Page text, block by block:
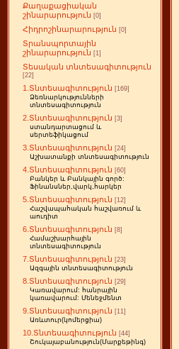
Քաղաքացիական
շինարարություն [0]
Հիդրոշինարարություն [0]
Տրանսպորտային
շինարարություն [1]
Տեսական տնտեսագիտություն
[22]
1.Տնտեսագիտություն [169]
Ձեռնարկությունների
տնտեսագիտություն
2.Տնտեսագիտություն [3]
ստանդարտացում և
սերտեֆիկացում
3.Տնտեսագիտություն [24]
Աշխատանքի տնտեսագիտություն
4.Տնտեսագիտություն [60]
Բանկեր և Բանկային գործ:
Ֆինանսներ,վարկ,հարկեր
5.Տնտեսագիտություն [12]
Հաշվապահական հաշվառում և
աուդիտ
6.Տնտեսագիտություն [8]
Համաշխարհային
տնտեսագիտություն
7.Տնտեսագիտություն [23]
Ազգային տնտեսագիտություն
8.Տնտեսագիտություն [29]
Կառավարում: հանրային
կառավարում: Մենեջմենտ
9.Տնտեսագիտություն [11]
Առևտուր(կոմերցիա)
10.Տնտեսագիտություն [44]
Շուկայաբանություն(Մարքեթինգ)